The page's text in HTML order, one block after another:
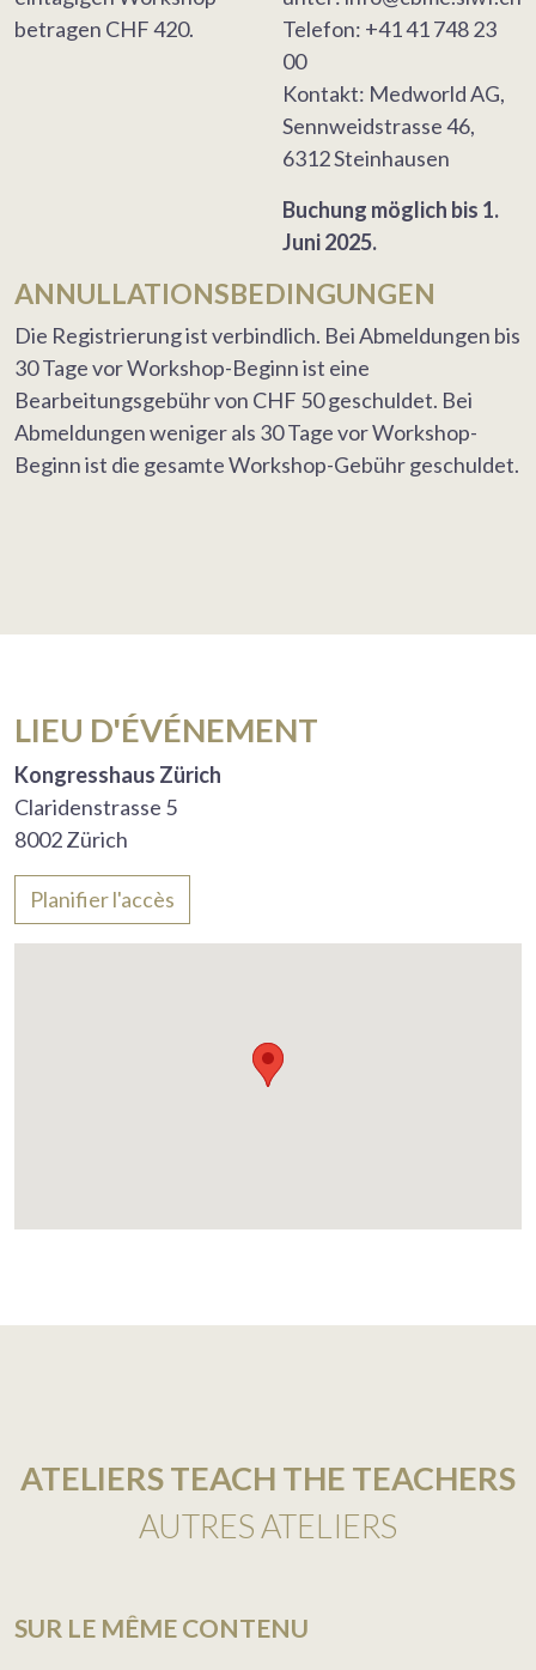
betragen CHF 420.
Telefon: +41 41 748 23
00
Kontakt: Medworld AG,
Sennweidstrasse 46,
6312 Steinhausen
Buchung möglich bis 1.
Juni 2025.
ANNULLATIONSBEDINGUNGEN
Die Registrierung ist verbindlich. Bei Abmeldungen bis
30 Tage vor Workshop-Beginn ist eine
Bearbeitungsgebühr von CHF 50 geschuldet. Bei
Abmeldungen weniger als 30 Tage vor Workshop-
Beginn ist die gesamte Workshop-Gebühr geschuldet.
LIEU D'ÉVÉNEMENT
Kongresshaus Zürich
Claridenstrasse 5
8002 Zürich
Planifier l'accès
ATELIERS TEACH THE TEACHERS
AUTRES ATELIERS
SUR LE MÊME CONTENU